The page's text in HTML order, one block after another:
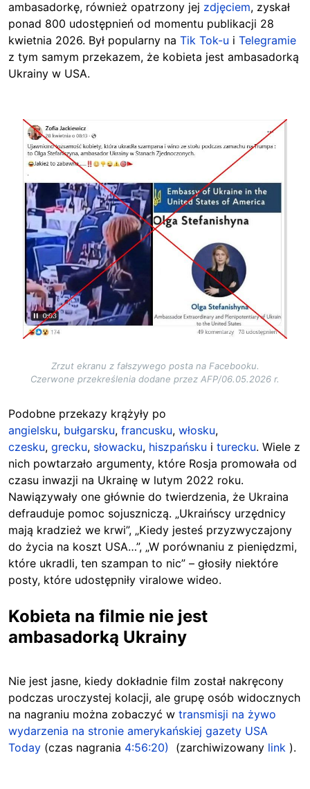
ambasadorkę, również opatrzony jej zdjęciem, zyskał
ponad 800 udostępnień od momentu publikacji 28
kwietnia 2026. Był popularny na Tik Tok-u i Telegramie
z tym samym przekazem, że kobieta jest ambasadorką
Ukrainy w USA.
Image
Zrzut ekranu z fałszywego posta na Facebooku.
Czerwone przekreślenia dodane przez AFP/06.05.2026 r.
Podobne przekazy krążyły po
angielsku, bułgarsku, francusku, włosku,
czesku, grecku, słowacku, hiszpańsku i turecku. Wiele z
nich powtarzało argumenty, które Rosja promowała od
czasu inwazji na Ukrainę w lutym 2022 roku.
Nawiązywały one głównie do twierdzenia, że Ukraina
defrauduje pomoc sojuszniczą. „Ukraińscy urzędnicy
mają kradzież we krwi”, „Kiedy jesteś przyzwyczajony
do życia na koszt USA…”, „W porównaniu z pieniędzmi,
które ukradli, ten szampan to nic” – głosiły niektóre
posty, które udostępniły viralowe wideo.
Kobieta na filmie nie jest
ambasadorką Ukrainy
Nie jest jasne, kiedy dokładnie film został nakręcony
podczas uroczystej kolacji, ale grupę osób widocznych
na nagraniu można zobaczyć w transmisji na żywo
wydarzenia na stronie amerykańskiej gazety USA
Today (czas nagrania 4:56:20) (zarchiwizowany link ).